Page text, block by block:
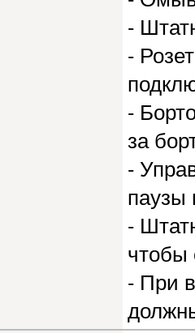
-
-
-
за
-
паузы
-
чтобы
- При